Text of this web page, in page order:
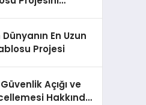
Dünyanın En Uzun
Projesi
Açığı ve
Hakkında